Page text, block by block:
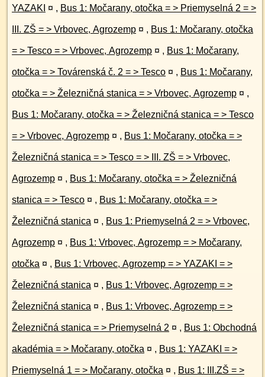
YAZAKI ¤ , Bus 1: Močarany, otočka = > Priemyselná 2 = >
III. ZŠ = > Vrbovec, Agrozemp ¤ , Bus 1: Močarany, otočka
= > Tesco = > Vrbovec, Agrozemp ¤ , Bus 1: Močarany,
otočka = > Továrenská č. 2 = > Tesco ¤ , Bus 1: Močarany,
otočka = > Železničná stanica = > Vrbovec, Agrozemp ¤ ,
Bus 1: Močarany, otočka = > Železničná stanica = > Tesco
= > Vrbovec, Agrozemp ¤ , Bus 1: Močarany, otočka = >
Železničná stanica = > Tesco = > III. ZŠ = > Vrbovec,
Agrozemp ¤ , Bus 1: Močarany, otočka = > Železničná
stanica = > Tesco ¤ , Bus 1: Močarany, otočka = >
Železničná stanica ¤ , Bus 1: Priemyselná 2 = > Vrbovec,
Agrozemp ¤ , Bus 1: Vrbovec, Agrozemp = > Močarany,
otočka ¤ , Bus 1: Vrbovec, Agrozemp = > YAZAKI = >
Železničná stanica ¤ , Bus 1: Vrbovec, Agrozemp = >
Železničná stanica ¤ , Bus 1: Vrbovec, Agrozemp = >
Železničná stanica = > Priemyselná 2 ¤ , Bus 1: Obchodná
akadémia = > Močarany, otočka ¤ , Bus 1: YAZAKI = >
Priemyselná 1 = > Močarany, otočka ¤ , Bus 1: III.ZŠ = >